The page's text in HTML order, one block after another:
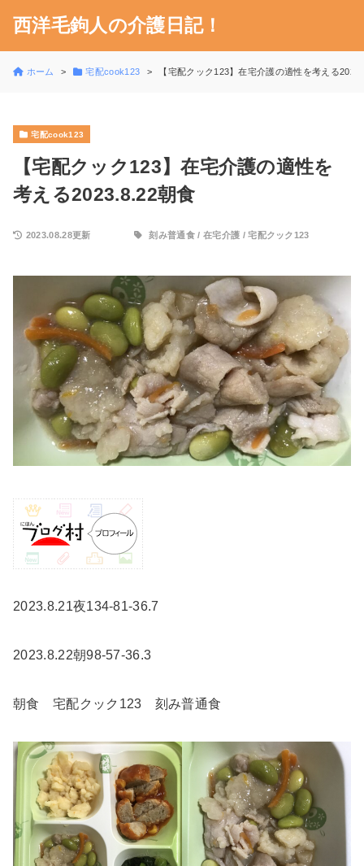
西洋毛鉤人の介護日記！
ホーム 宅配cook123 【宅配クック123】在宅介護の適性を考える
宅配cook123
【宅配クック123】在宅介護の適性を
考える2023.8.22朝食
2023.08.28更新 刻み普通食/ 在宅介護 /宅配クック123
2023.8.21夜134-81-36.7
2023.8.22朝98-57-36.3
朝食 宅配クック123 刻み普通食